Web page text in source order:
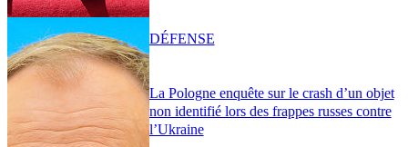
La Pologne enquête sur le crash d’un objet
non identifié lors des frappes russes contre
l’Ukraine
DÉFENSE